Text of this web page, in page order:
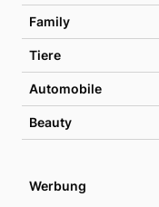
Family
Tiere
Automobile
Beauty
Werbung